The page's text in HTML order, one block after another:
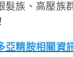
髮族、高壓族
亞精胺相關資